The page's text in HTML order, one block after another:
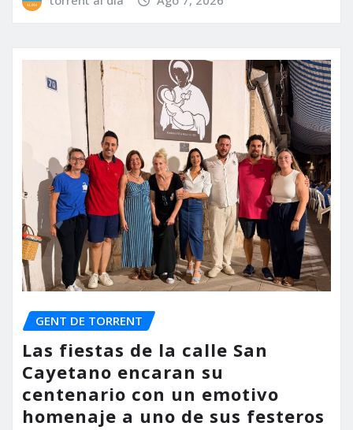
GENT DE TORRENT
Las fiestas de la calle San
Cayetano encaran su
centenario con un emotivo
homenaje a uno de sus festeros